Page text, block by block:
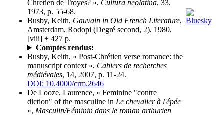
Chrétien de Troyes? », Cultura neolatina, 33,
1973, p. 55-68.
Busby, Keith, Gauvain in Old French Literature,
Amsterdam, Rodopi (Degré second, 2), 1980,
[viii] + 427 p.
Comptes rendus:
Busby, Keith, « Post-Chrétien verse romance: the
manuscript context », Cahiers de recherches
médiévales, 14, 2007, p. 11-24.
DOI: 10.4000/crm.2646
De Looze, Laurence, « Feminine "contre
diction" of the masculine in Le chevalier à l'épée
», Masculin/Féminin dans le roman arthurien